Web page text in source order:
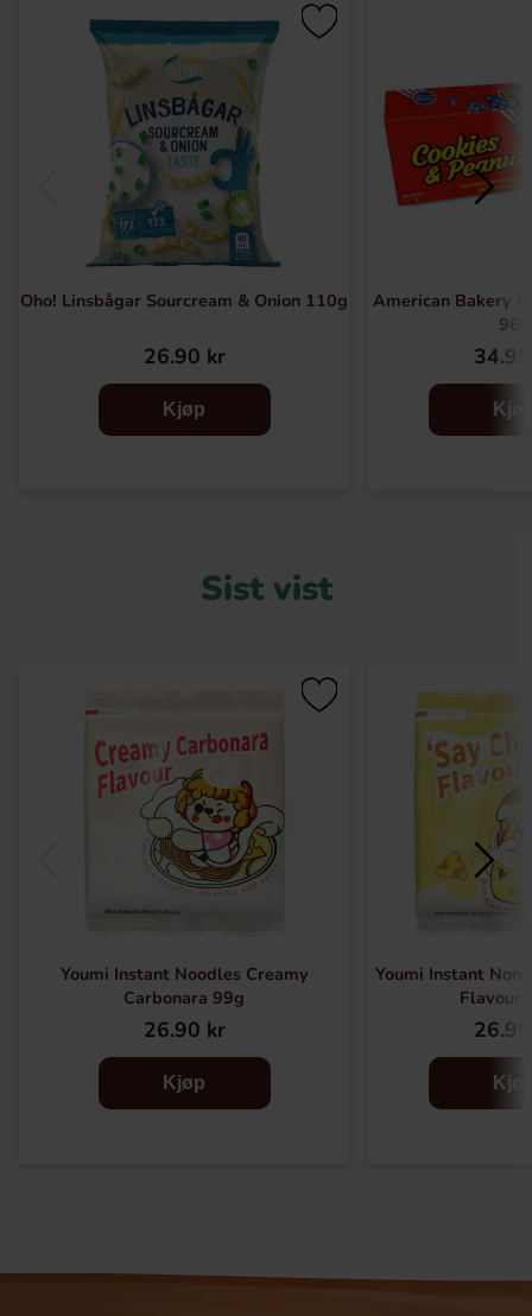
Oho! Linsbågar Sourcream & Onion 110g
26.90 kr
Kjøp
American Bakery
96g
Sist vist
Youmi Instant Noodles Creamy
Carbonara 99g
26.90 kr
Kjøp
Youmi Instant
Flavour